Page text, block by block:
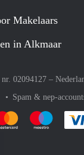
Makelaars
in Alkmaar
02094127 –
Spam & nep-
gemakkelijk af met
Je rekent Je